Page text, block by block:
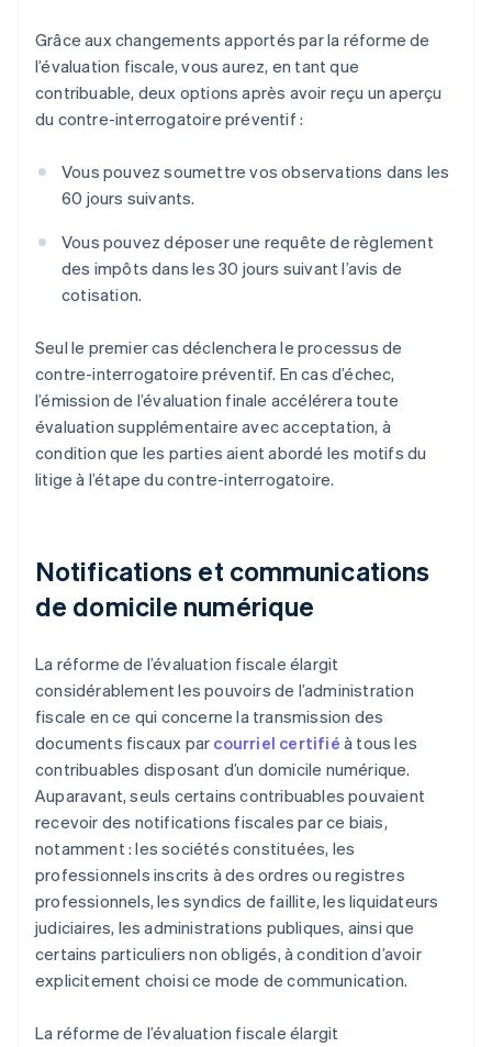
Grâce aux changements apportés par la réforme de
l’évaluation fiscale, vous aurez, en tant que
contribuable, deux options après avoir reçu un aperçu
du contre-interrogatoire préventif :
Vous pouvez soumettre vos observations dans les
60 jours suivants.
Vous pouvez déposer une requête de règlement
des impôts dans les 30 jours suivant l’avis de
cotisation.
Seul le premier cas déclenchera le processus de
contre-interrogatoire préventif. En cas d’échec,
l’émission de l’évaluation finale accélérera toute
évaluation supplémentaire avec acceptation, à
condition que les parties aient abordé les motifs du
litige à l’étape du contre-interrogatoire.
Notifications et communications
de domicile numérique
La réforme de l’évaluation fiscale élargit
considérablement les pouvoirs de l’administration
fiscale en ce qui concerne la transmission des
documents fiscaux par courriel certifié à tous les
contribuables disposant d’un domicile numérique.
Auparavant, seuls certains contribuables pouvaient
recevoir des notifications fiscales par ce biais,
notamment : les sociétés constituées, les
professionnels inscrits à des ordres ou registres
professionnels, les syndics de faillite, les liquidateurs
judiciaires, les administrations publiques, ainsi que
certains particuliers non obligés, à condition d’avoir
explicitement choisi ce mode de communication.
La réforme de l’évaluation fiscale élargit